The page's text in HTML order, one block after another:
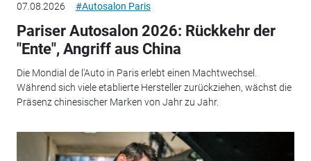
07.08.2026 #Autosalon Paris
Pariser Autosalon 2026: Rückkehr der
"Ente", Angriff aus China
Die Mondial de l'Auto in Paris erlebt einen Machtwechsel.
Während sich viele etablierte Hersteller zurückziehen, wächst die
Präsenz chinesischer Marken von Jahr zu Jahr.